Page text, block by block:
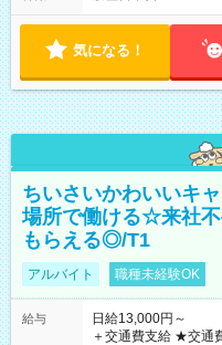
気になる！
ちいさいかわいいキ
場所で働ける☆来社
もらえる◎/T1
アルバイト 職種未経験OK
給与
日給13,000円～
＋交通費支給 ★交通費全額支給！ ┗案件により規定あり ★日払